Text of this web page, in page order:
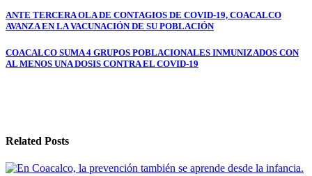
Navegación
de
entradas
ANTE TERCERA OLA DE CONTAGIOS DE COVID-19, COACALCO
AVANZA EN LA VACUNACIÓN DE SU POBLACIÓN
COACALCO SUMA 4 GRUPOS POBLACIONALES INMUNIZADOS CON
AL MENOS UNA DOSIS CONTRA EL COVID-19
Related Posts